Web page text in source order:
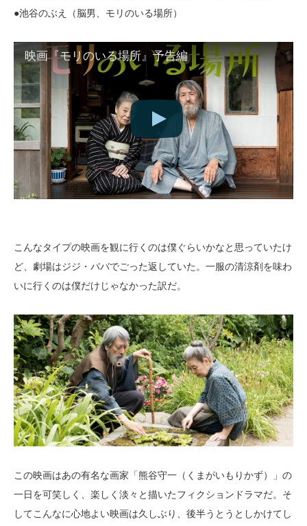
●池谷のぶえ（脳男、モリのいる場所）
映画『モリのいる場所』予告編
こんなタイプの映画を観に行くのは僕ぐらいかなと思っていたけ
ど、劇場はジジ・ババでごった返していた。一服の清涼剤を味わ
いに行くのは僕だけじゃなかった訳だ。
この映画はあの有名な画家「熊谷守一（くまがいもりかず）」の
一日を可笑しく、楽しく淡々と描いたフィクションドラマだ。そ
してこんなに心地よい映画は久しぶり、後半うとうとしかけてし